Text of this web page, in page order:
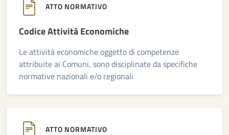
ATTO NORMATIVO
Codice Attività Economiche
Le attività economiche oggetto di competenze
attribuite ai Comuni, sono disciplinate da specifiche
normative nazionali e/o regionali
ATTO NORMATIVO